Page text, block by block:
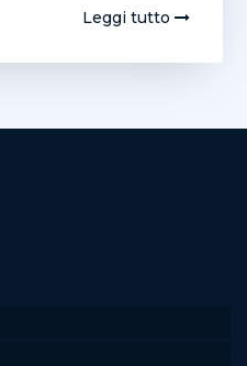
Leggi tutto